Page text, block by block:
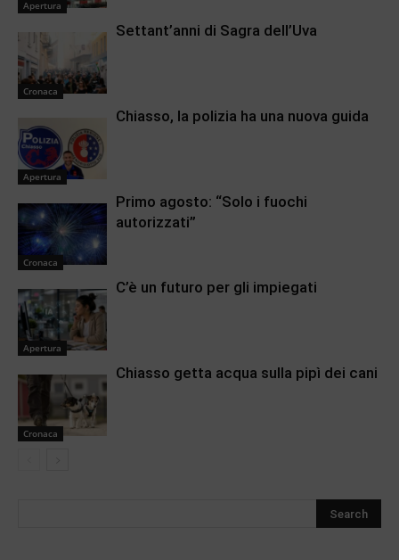
Apertura
Cronaca
Settant’anni di Sagra dell’Uva
Apertura
Chiasso, la polizia ha una nuova guida
Cronaca
Primo agosto: “Solo i fuochi
autorizzati”
Apertura
C’è un futuro per gli impiegati
Cronaca
Chiasso getta acqua sulla pipì dei cani